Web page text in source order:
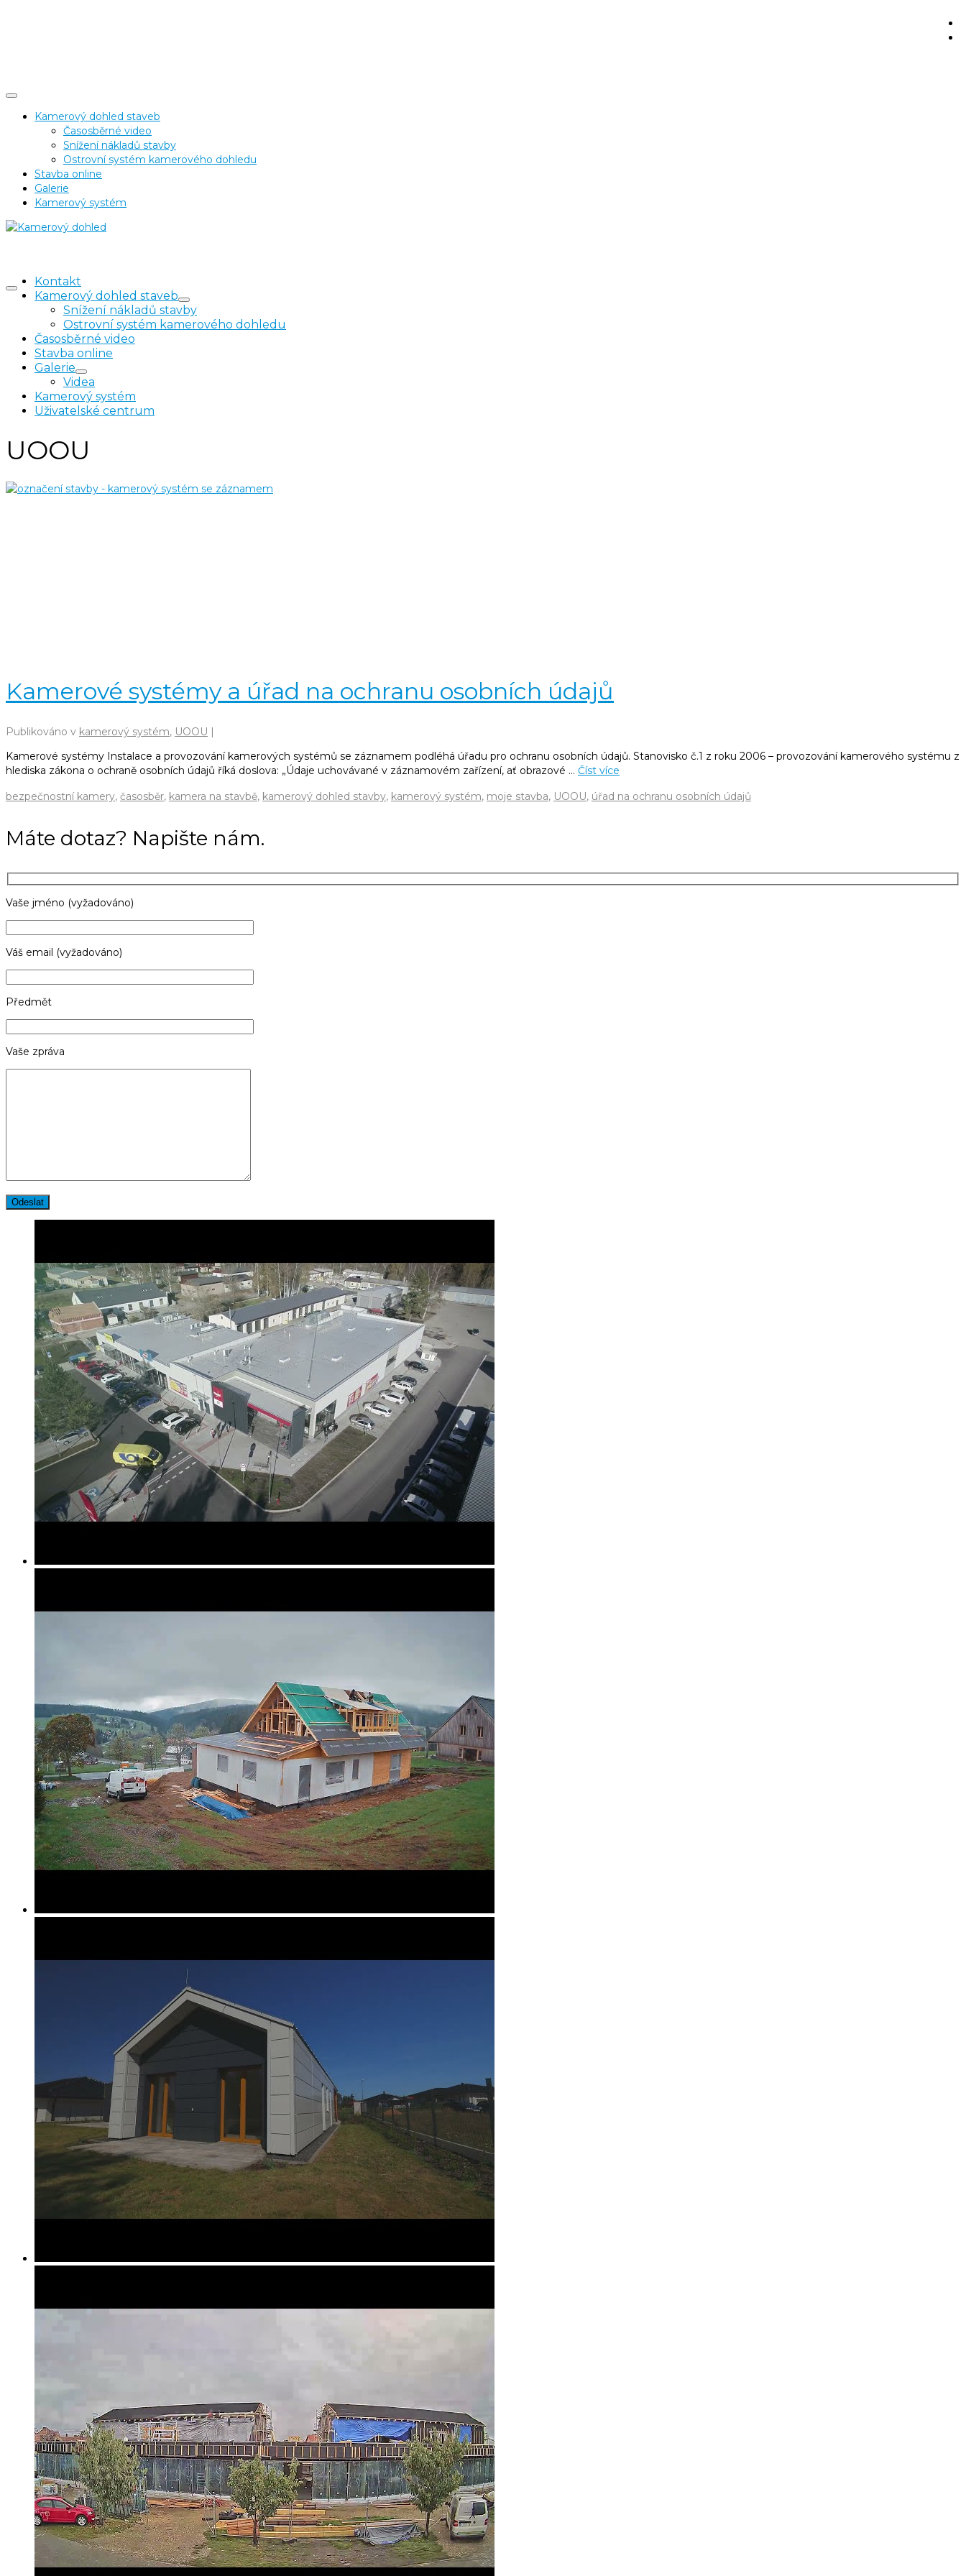
Kamerový dohled staveb
Časosběrné video
Snížení nákladů stavby
Ostrovní systém kamerového dohledu
Stavba online
Galerie
Kamerový systém
Kontakt
Kamerový dohled staveb
Snížení nákladů stavby
Ostrovní systém kamerového dohledu
Časosběrné video
Stavba online
Galerie
Videa
Kamerový systém
Uživatelské centrum
UOOU
Kamerové systémy a úřad na ochranu osobních údajů
Publikováno v kamerový systém, UOOU
Kamerové systémy Instalace a provozování kamerových systémů se záznamem podléhá úřadu pro ochranu osobních údajů. Stanovisko č.1 z roku 2006 – provozování kamerového systému z
hlediska zákona o ochraně osobních údajů říká doslova: „Údaje uchovávané v záznamovém zařízení, ať obrazové … Číst více
bezpečnostní kamery, časosběr, kamera na stavbě, kamerový dohled stavby, kamerový systém, moje stavba, UOOU, úřad na ochranu osobních údajů
Máte dotaz? Napište nám.
Vaše jméno (vyžadováno)
Váš email (vyžadováno)
Předmět
Vaše zpráva